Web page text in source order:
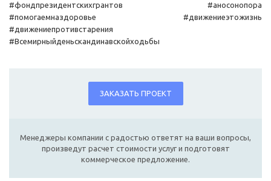
#фондпрезидентскихгрантов #аносонопора
#помогаемназдоровье #движениеэтожизнь
#движениепротивстарения
#Всемирныйденьскандинавскойходьбы
ЗАКАЗАТЬ ПРОЕКТ
Менеджеры компании с радостью ответят на ваши вопросы,
произведут расчет стоимости услуг и подготовят
коммерческое предложение.